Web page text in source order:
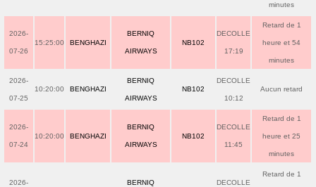
minutes
2026-
07-26
15:25:00 BENGHAZI
BERNIQ
AIRWAYS
NB102
DECOLLE
17:19
Retard de 1
heure et 54
minutes
2026-
07-25
10:20:00 BENGHAZI
BERNIQ
AIRWAYS
NB102
DECOLLE
10:12
Aucun retard
2026-
07-24
10:20:00 BENGHAZI
BERNIQ
AIRWAYS
NB102
DECOLLE
11:45
Retard de 1
heure et 25
minutes
2026- BERNIQ DECOLLE
Retard de 1